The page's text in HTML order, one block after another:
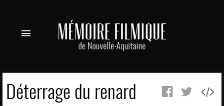
menu
Déterrage du renard